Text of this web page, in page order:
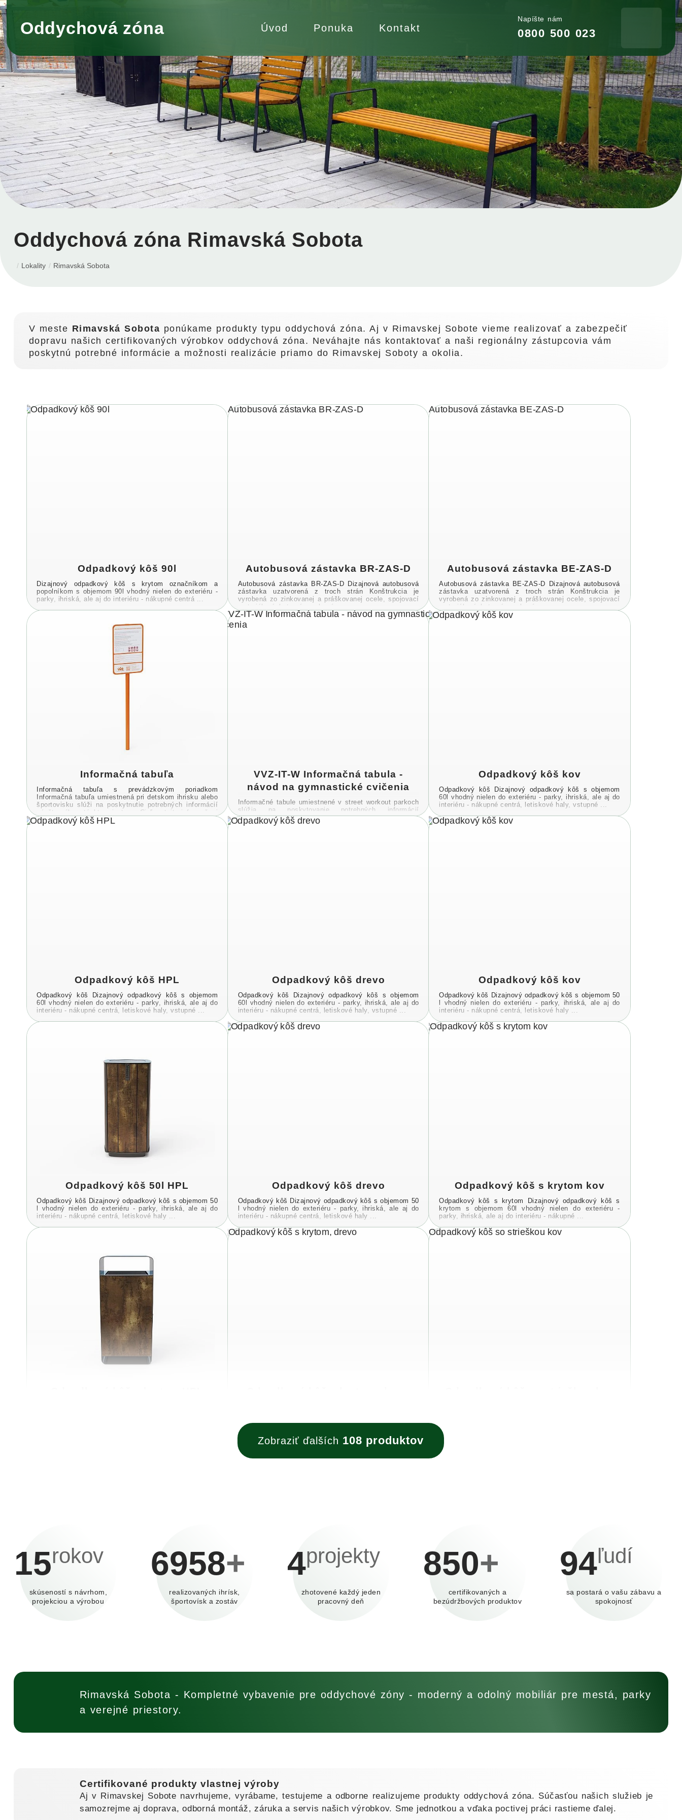
Oddychová zóna Napíšte nám
0800 500 023
Úvod Ponuka Kontakt
Oddychová zóna Rimavská Sobota
Lokality Rimavská Sobota
V meste Rimavská Sobota ponúkame produkty typu oddychová zóna. Aj v Rimavskej Sobote vieme realizovať a zabezpečiť
dopravu našich certifikovaných výrobkov oddychová zóna. Neváhajte nás kontaktovať a naši regionálny zástupcovia vám
poskytnú potrebné informácie a možnosti realizácie priamo do Rimavskej Soboty a okolia.
Odpadkový kôš 90l
Dizajnový odpadkový kôš s krytom označníkom a
popolníkom s objemom 90l vhodný nielen do exteriéru -
parky, ihriská, ale aj do interiéru - nákupné centrá ...
Autobusová zástavka BR-ZAS-D
Autobusová zástavka BR-ZAS-D Dizajnová autobusová
zástavka uzatvorená z troch strán Konštrukcia je
vyrobená zo zinkovanej a práškovanej ocele, spojovací
materiál a úchyty sú vyrobené z ...
Autobusová zástavka BE-ZAS-D
Autobusová zástavka BE-ZAS-D Dizajnová autobusová
zástavka uzatvorená z troch strán Konštrukcia je
vyrobená zo zinkovanej a práškovanej ocele, spojovací
materiál a úchyty sú vyrobené z ...
Informačná tabuľa
Informačná tabuľa s prevádzkovým poriadkom
Informačná tabuľa umiestnená pri detskom ihrisku alebo
športovisku slúži na poskytnutie potrebných informácií
návštevníkom týchto priestorov Cieľom tejto informačnej
tabule ...
VVZ-IT-W Informačná tabula -
návod na gymnastické cvičenia
Informačné tabule umiestnené v street workout parkoch
slúžia na poskytovanie potrebných informácií
užívateľomSúčasťou tabule je okrem prevádzkového
poriadku aj návod na gymnastické cvičenia, ktoré je ...
Odpadkový kôš kov
Odpadkový kôš Dizajnový odpadkový kôš s objemom
60l vhodný nielen do exteriéru - parky, ihriská, ale aj do
interiéru - nákupné centrá, letiskové haly, vstupné ...
Odpadkový kôš HPL
Odpadkový kôš Dizajnový odpadkový kôš s objemom
60l vhodný nielen do exteriéru - parky, ihriská, ale aj do
interiéru - nákupné centrá, letiskové haly, vstupné ...
Odpadkový kôš drevo
Odpadkový kôš Dizajnový odpadkový kôš s objemom
60l vhodný nielen do exteriéru - parky, ihriská, ale aj do
interiéru - nákupné centrá, letiskové haly, vstupné ...
Odpadkový kôš kov
Odpadkový kôš Dizajnový odpadkový kôš s objemom 50
l vhodný nielen do exteriéru - parky, ihriská, ale aj do
interiéru - nákupné centrá, letiskové haly ...
Odpadkový kôš 50l HPL
Odpadkový kôš Dizajnový odpadkový kôš s objemom 50
l vhodný nielen do exteriéru - parky, ihriská, ale aj do
interiéru - nákupné centrá, letiskové haly ...
Odpadkový kôš drevo
Odpadkový kôš Dizajnový odpadkový kôš s objemom 50
l vhodný nielen do exteriéru - parky, ihriská, ale aj do
interiéru - nákupné centrá, letiskové haly ...
Odpadkový kôš s krytom kov
Odpadkový kôš s krytom Dizajnový odpadkový kôš s
krytom s objemom 60l vhodný nielen do exteriéru -
parky, ihriská, ale aj do interiéru - nákupné ...
parky, ihriská, ale aj do interiéru - nákupné ...
Zobraziť ďalších 108 produktov
15rokov
skúseností s návrhom,
projekciou a výrobou
6958+
realizovaných ihrísk,
športovísk a zostáv
4projekty
zhotovené každý jeden
pracovný deň
850+
certifikovaných a
bezúdržbových produktov
94ľudí
sa postará o vašu zábavu a
spokojnosť
Rimavská Sobota - Kompletné vybavenie pre oddychové zóny - moderný a odolný mobiliár pre mestá, parky
a verejné priestory.
Certifikované produkty vlastnej výroby
Aj v Rimavskej Sobote navrhujeme, vyrábame, testujeme a odborne realizujeme produkty oddychová zóna. Súčasťou našich služieb je
samozrejme aj doprava, odborná montáž, záruka a servis našich výrobkov. Sme jednotkou a vďaka poctivej práci rastieme ďalej.